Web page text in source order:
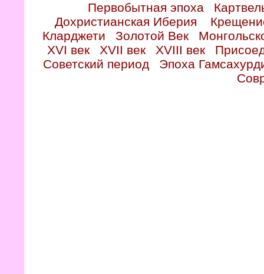
Первобытная эпоха
Дохристианская Иберия
Кларджети
Золотой Век
XVI век
XVII век XVIII век
Советский период
Эпоха